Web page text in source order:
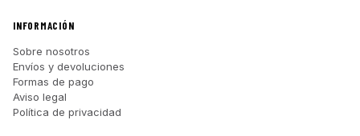
INFORMACIÓN
Sobre nosotros
Envíos y devoluciones
Formas de pago
Aviso legal
Política de privacidad